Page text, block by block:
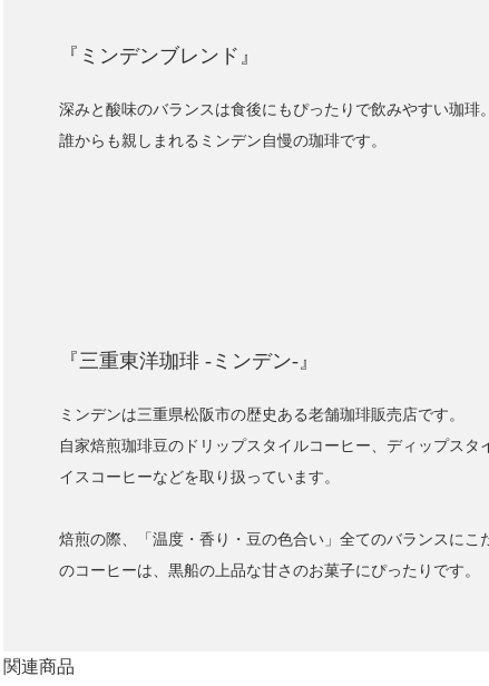
『ミンデンブレンド』
深みと酸味のバランスは食後にもぴったりで飲みやすい珈琲。
誰からも親しまれるミンデン自慢の珈琲です。
『三重東洋珈琲 -ミンデン-』
ミンデンは三重県松阪市の歴史ある老舗珈琲販売店です。
自家焙煎珈琲豆のドリップスタイルコーヒー、ディップスタ
イスコーヒーなどを取り扱っています。
焙煎の際、「温度・香り・豆の色合い」全てのバランスにこ
のコーヒーは、黒船の上品な甘さのお菓子にぴったりです。
関連商品